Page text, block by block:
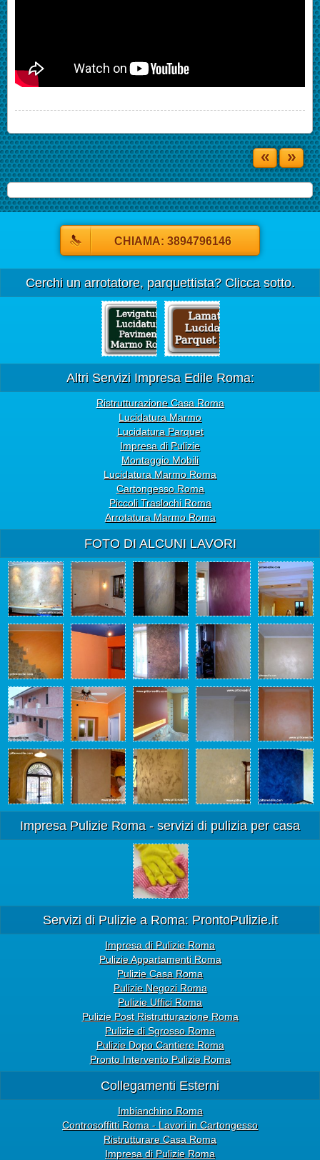
« »
CHIAMA: 3894796146
Cerchi un arrotatore, parquettista? Clicca sotto.
Altri Servizi Impresa Edile Roma:
Ristrutturazione Casa Roma
Lucidatura Marmo
Lucidatura Parquet
Impresa di Pulizie
Montaggio Mobili
Lucidatura Marmo Roma
Cartongesso Roma
Piccoli Traslochi Roma
Arrotatura Marmo Roma
FOTO DI ALCUNI LAVORI
Impresa Pulizie Roma - servizi di pulizia per casa
Servizi di Pulizie a Roma: ProntoPulizie.it
Impresa di Pulizie Roma
Pulizie Appartamenti Roma
Pulizie Casa Roma
Pulizie Negozi Roma
Pulizie Uffici Roma
Pulizie Post Ristrutturazione Roma
Pulizie di Sgrosso Roma
Pulizie Dopo Cantiere Roma
Pronto Intervento Pulizie Roma
Collegamenti Esterni
Imbianchino Roma
Controsoffitti Roma - Lavori in Cartongesso
Ristrutturare Casa Roma
Impresa di Pulizie Roma